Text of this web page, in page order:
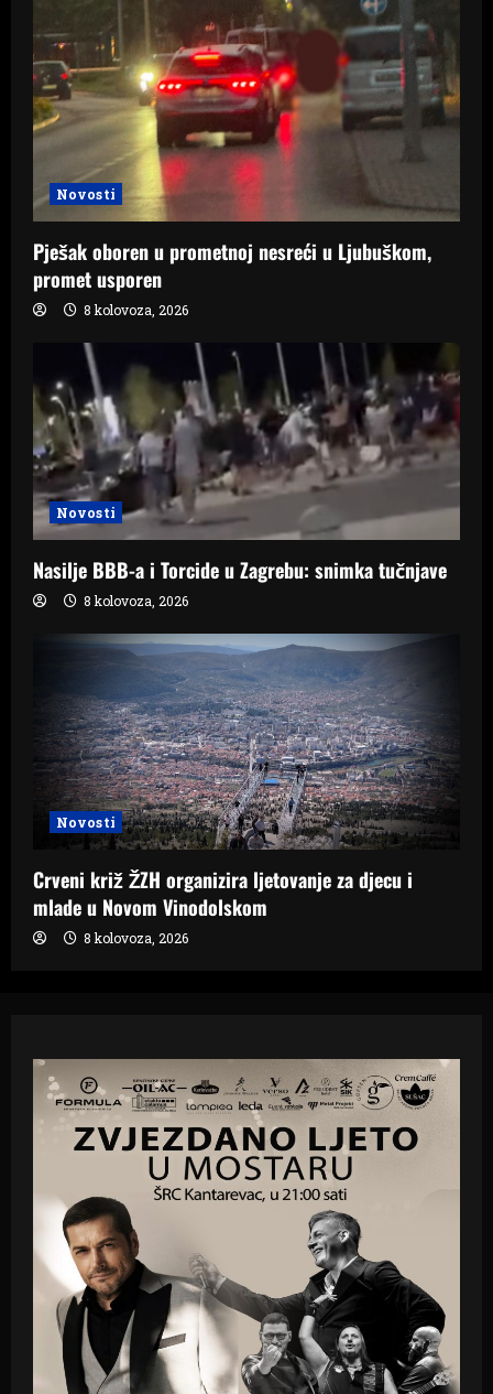
Novosti
Pješak oboren u prometnoj nesreći u Ljubuškom,
promet usporen
8 kolovoza, 2026
Novosti
Nasilje BBB-a i Torcide u Zagrebu: snimka tučnjave
8 kolovoza, 2026
Novosti
Crveni križ ŽZH organizira ljetovanje za djecu i
mlade u Novom Vinodolskom
8 kolovoza, 2026